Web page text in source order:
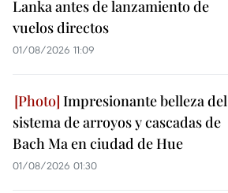
Lanka antes de lanzamiento de
vuelos directos
01/08/2026 11:09
Impresionante belleza del
sistema de arroyos y cascadas de
Bach Ma en ciudad de Hue
01/08/2026 01:30